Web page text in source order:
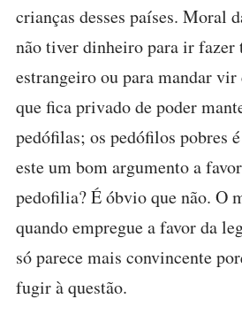
crianças desses países. Moral
não tiver dinheiro para ir fazer
estrangeiro ou para mandar vir
que fica privado de poder
pedófilas; os pedófilos pobres
este um bom argumento a
pedofilia? É óbvio que não. O
quando empregue a favor da
só parece mais convincente
fugir à questão.